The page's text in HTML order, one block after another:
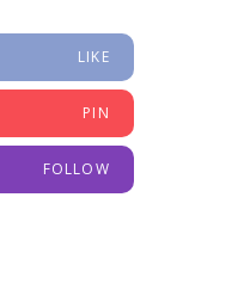
LIKE
PIN
FOLLOW